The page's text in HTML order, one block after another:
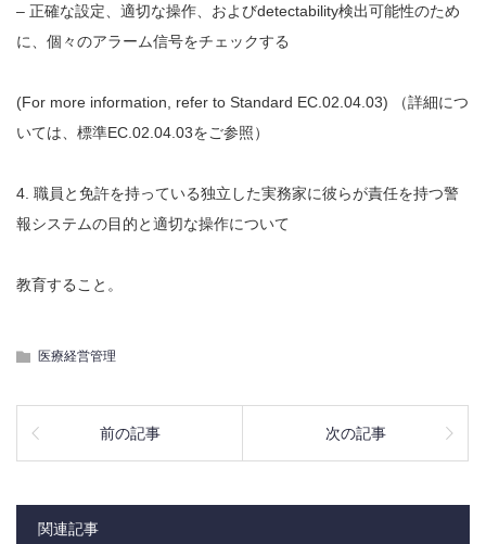
– 正確な設定、適切な操作、およびdetectability検出可能性のため
に、個々のアラーム信号をチェックする
(For more information, refer to Standard EC.02.04.03) （詳細につ
いては、標準EC.02.04.03をご参照）
4. 職員と免許を持っている独立した実務家に彼らが責任を持つ警
報システムの目的と適切な操作について
教育すること。
医療経営管理
前の記事 次の記事
関連記事